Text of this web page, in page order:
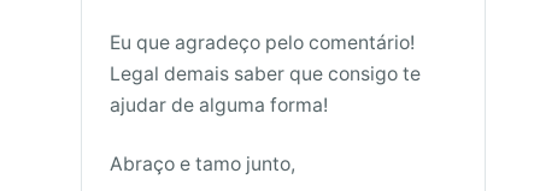
Eu que agradeço pelo comentário!
Legal demais saber que consigo te
ajudar de alguma forma!
Abraço e tamo junto,